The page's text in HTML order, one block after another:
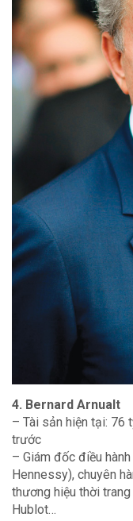
4. Bernard Arnualt
– Tài sản hiện tại: 76
trước
– Giám đốc điều
Hennessy), chuyên
thương hiệu thời
Hublot…